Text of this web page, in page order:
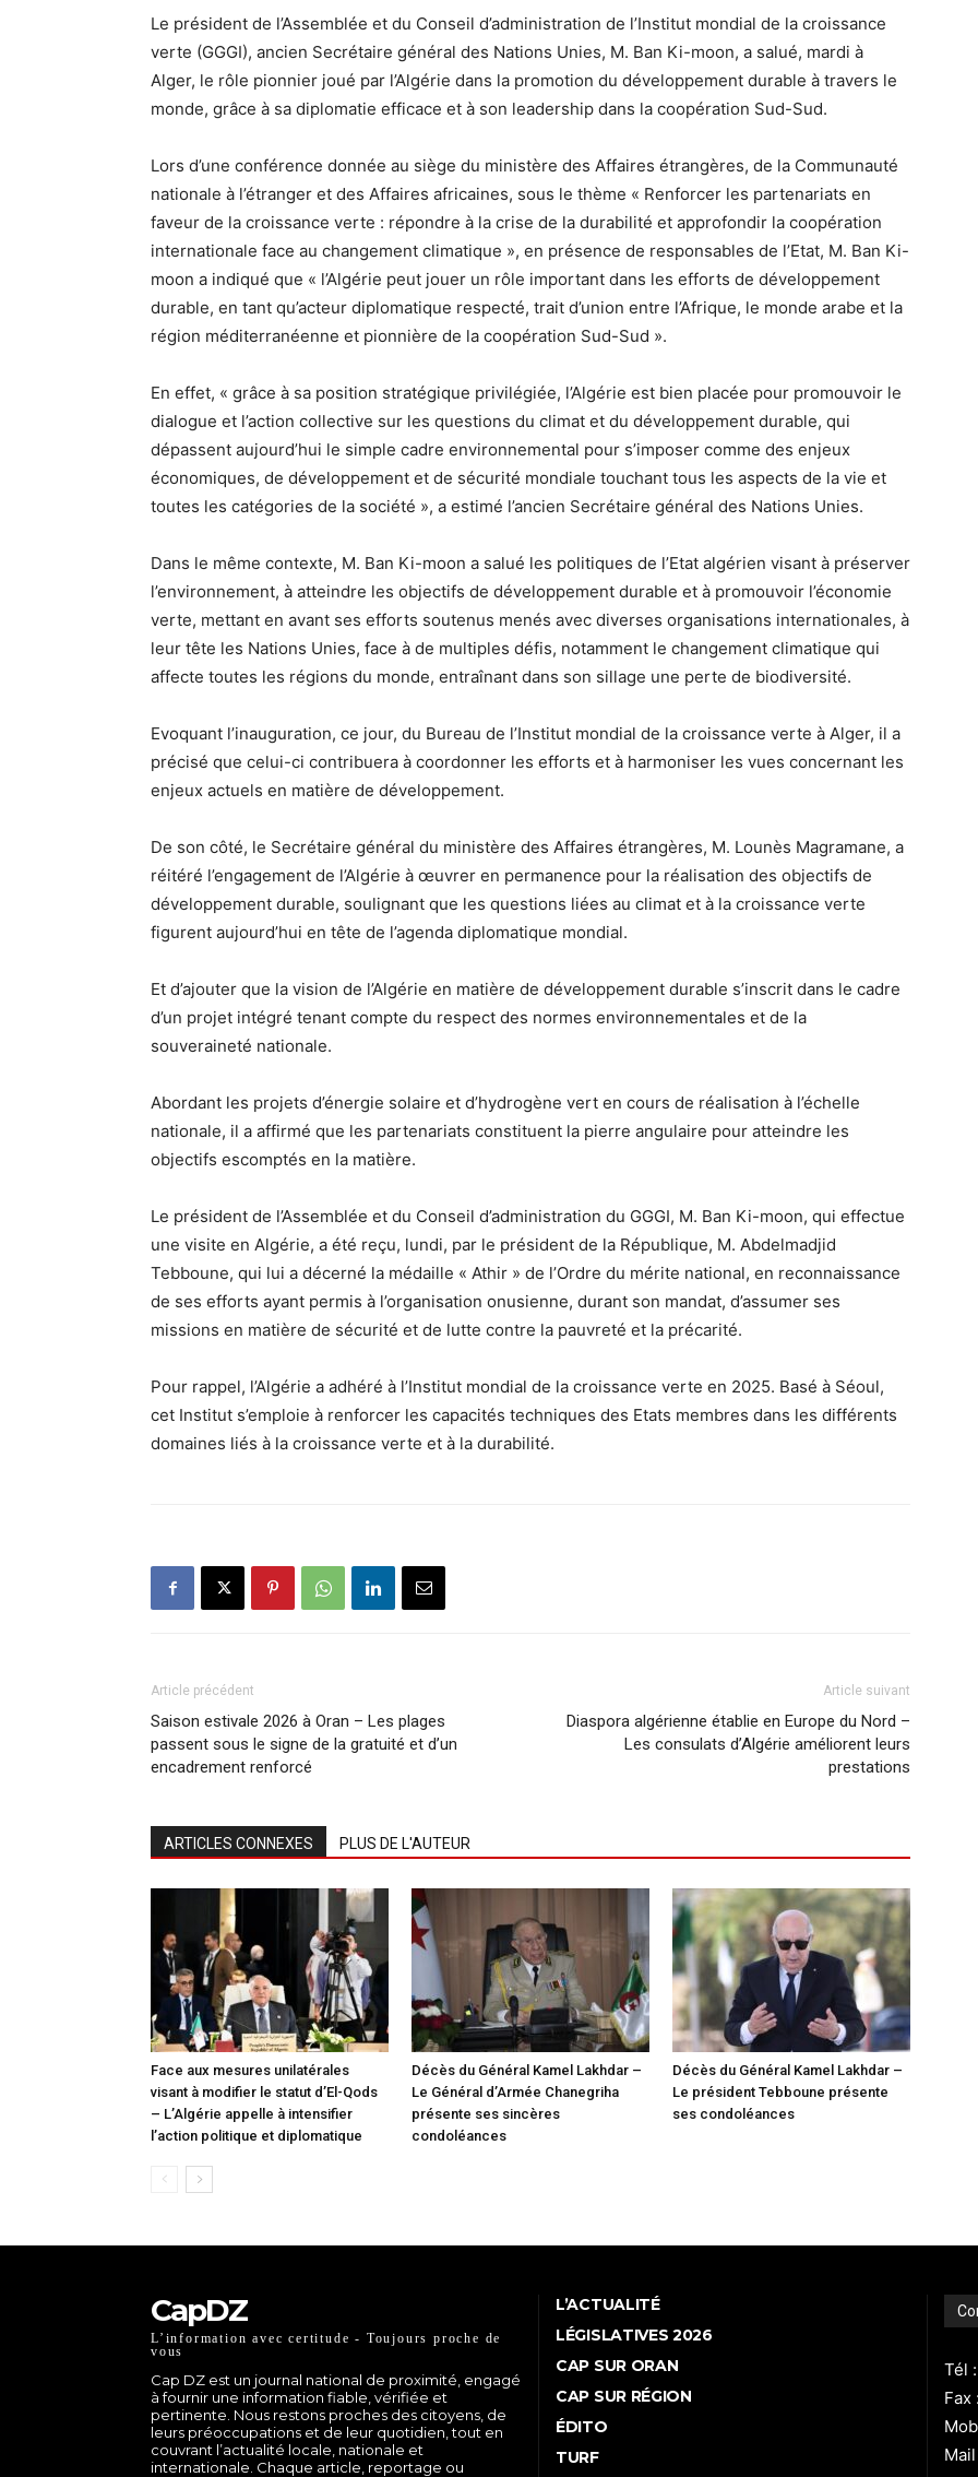
Le président de l’Assemblée et du Conseil d’administration de l’Institut mondial de la croissance
verte (GGGI), ancien Secrétaire général des Nations Unies, M. Ban Ki-moon, a salué, mardi à
Alger, le rôle pionnier joué par l’Algérie dans la promotion du développement durable à travers le
monde, grâce à sa diplomatie efficace et à son leadership dans la coopération Sud-Sud.
Lors d’une conférence donnée au siège du ministère des Affaires étrangères, de la Communauté
nationale à l’étranger et des Affaires africaines, sous le thème « Renforcer les partenariats en
faveur de la croissance verte : répondre à la crise de la durabilité et approfondir la coopération
internationale face au changement climatique », en présence de responsables de l’Etat, M. Ban Ki-
moon a indiqué que « l’Algérie peut jouer un rôle important dans les efforts de développement
durable, en tant qu’acteur diplomatique respecté, trait d’union entre l’Afrique, le monde arabe et la
région méditerranéenne et pionnière de la coopération Sud-Sud ».
En effet, « grâce à sa position stratégique privilégiée, l’Algérie est bien placée pour promouvoir le
dialogue et l’action collective sur les questions du climat et du développement durable, qui
dépassent aujourd’hui le simple cadre environnemental pour s’imposer comme des enjeux
économiques, de développement et de sécurité mondiale touchant tous les aspects de la vie et
toutes les catégories de la société », a estimé l’ancien Secrétaire général des Nations Unies.
Dans le même contexte, M. Ban Ki-moon a salué les politiques de l’Etat algérien visant à préserver
l’environnement, à atteindre les objectifs de développement durable et à promouvoir l’économie
verte, mettant en avant ses efforts soutenus menés avec diverses organisations internationales, à
leur tête les Nations Unies, face à de multiples défis, notamment le changement climatique qui
affecte toutes les régions du monde, entraînant dans son sillage une perte de biodiversité.
Evoquant l’inauguration, ce jour, du Bureau de l’Institut mondial de la croissance verte à Alger, il a
précisé que celui-ci contribuera à coordonner les efforts et à harmoniser les vues concernant les
enjeux actuels en matière de développement.
De son côté, le Secrétaire général du ministère des Affaires étrangères, M. Lounès Magramane, a
réitéré l’engagement de l’Algérie à œuvrer en permanence pour la réalisation des objectifs de
développement durable, soulignant que les questions liées au climat et à la croissance verte
figurent aujourd’hui en tête de l’agenda diplomatique mondial.
Et d’ajouter que la vision de l’Algérie en matière de développement durable s’inscrit dans le cadre
d’un projet intégré tenant compte du respect des normes environnementales et de la
souveraineté nationale.
Abordant les projets d’énergie solaire et d’hydrogène vert en cours de réalisation à l’échelle
nationale, il a affirmé que les partenariats constituent la pierre angulaire pour atteindre les
objectifs escomptés en la matière.
Le président de l’Assemblée et du Conseil d’administration du GGGI, M. Ban Ki-moon, qui effectue
une visite en Algérie, a été reçu, lundi, par le président de la République, M. Abdelmadjid
Tebboune, qui lui a décerné la médaille « Athir » de l’Ordre du mérite national, en reconnaissance
de ses efforts ayant permis à l’organisation onusienne, durant son mandat, d’assumer ses
missions en matière de sécurité et de lutte contre la pauvreté et la précarité.
Pour rappel, l’Algérie a adhéré à l’Institut mondial de la croissance verte en 2025. Basé à Séoul,
cet Institut s’emploie à renforcer les capacités techniques des Etats membres dans les différents
domaines liés à la croissance verte et à la durabilité.
Article précédent
Saison estivale 2026 à Oran – Les plages
passent sous le signe de la gratuité et d’un
encadrement renforcé
Article suivant
Diaspora algérienne établie en Europe du Nord –
Les consulats d’Algérie améliorent leurs
prestations
ARTICLES CONNEXES PLUS DE L'AUTEUR
Face aux mesures unilatérales
visant à modifier le statut d’El-Qods
– L’Algérie appelle à intensifier
l’action politique et diplomatique
Décès du Général Kamel Lakhdar –
Le Général d’Armée Chanegriha
présente ses sincères
condoléances
Décès du Général Kamel Lakhdar –
Le président Tebboune présente
ses condoléances
CapDZ
L’information avec certitude - Toujours proche de
vous
Cap DZ est un journal national de proximité, engagé
à fournir une information fiable, vérifiée et
pertinente. Nous restons proches des citoyens, de
leurs préoccupations et de leur quotidien, tout en
couvrant l’actualité locale, nationale et
internationale. Chaque article, reportage ou
L’ACTUALITÉ
LÉGISLATIVES 2026
CAP SUR ORAN
CAP SUR RÉGION
ÉDITO
TURF
Tél
Fax